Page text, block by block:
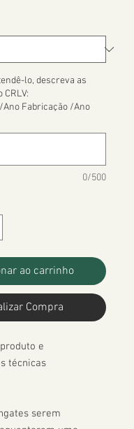
lo, descreva as
Fabricação /Ano
0/500
ao carrinho
Compra
e
técnicas
serem